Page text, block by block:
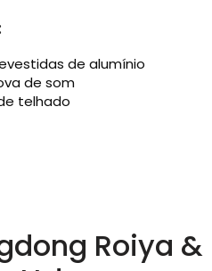
de alumínio
de som
telhado
Roiya &